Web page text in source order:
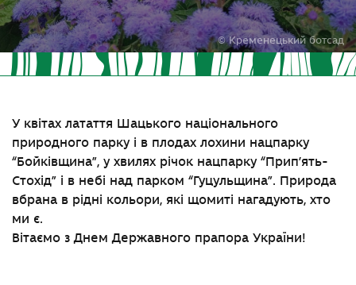
© Кременецький ботсад
У квітах латаття Шацького національного
природного паркуі в плодах лохини нацпарку
“Бойківщина”, у хвилях річок нацпарку “Прип’ять-
Стохід” і в небі над парком “Гуцульщина”. Природа
вбрана в рідні кольори, які щомиті нагадують, хто
ми є.
Вітаємо з Днем Державного прапора України!